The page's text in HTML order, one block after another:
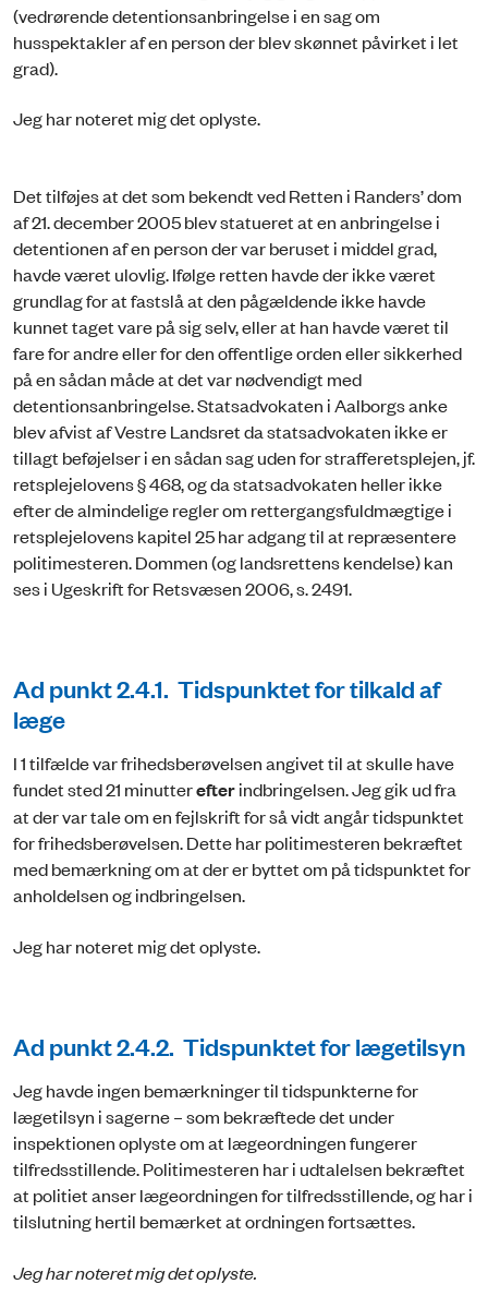
(vedrørende detentionsanbringelse i en sag om
husspektakler af en person der blev skønnet påvirket i let
grad).
Jeg har noteret mig det oplyste.
Det tilføjes at det som bekendt ved Retten i Randers’ dom
af 21. december 2005 blev statueret at en anbringelse i
detentionen af en person der var beruset i middel grad,
havde været ulovlig. Ifølge retten havde der ikke været
grundlag for at fastslå at den pågældende ikke havde
kunnet taget vare på sig selv, eller at han havde været til
fare for andre eller for den offentlige orden eller sikkerhed
på en sådan måde at det var nødvendigt med
detentionsanbringelse. Statsadvokaten i Aalborgs anke
blev afvist af Vestre Landsret da statsadvokaten ikke er
tillagt beføjelser i en sådan sag uden for strafferetsplejen, jf.
retsplejelovens § 468, og da statsadvokaten heller ikke
efter de almindelige regler om rettergangsfuldmægtige i
retsplejelovens kapitel 25 har adgang til at repræsentere
politimesteren. Dommen (og landsrettens kendelse) kan
ses i Ugeskrift for Retsvæsen 2006, s. 2491.
Ad punkt 2.4.1. Tidspunktet for tilkald af
læge
I 1 tilfælde var frihedsberøvelsen angivet til at skulle have
fundet sted 21 minutterefterindbringelsen. Jeg gik ud fra
at der var tale om en fejlskrift for så vidt angår tidspunktet
for frihedsberøvelsen. Dette har politimesteren bekræftet
med bemærkning om at der er byttet om på tidspunktet for
anholdelsen og indbringelsen.
Jeg har noteret mig det oplyste.
Ad punkt 2.4.2. Tidspunktet for lægetilsyn
Jeg havde ingen bemærkninger til tidspunkterne for
lægetilsyn i sagerne – som bekræftede det under
inspektionen oplyste om at lægeordningen fungerer
tilfredsstillende. Politimesteren har i udtalelsen bekræftet
at politiet anser lægeordningen for tilfredsstillende, og har i
tilslutning hertil bemærket at ordningen fortsættes.
Jeg har noteret mig det oplyste.